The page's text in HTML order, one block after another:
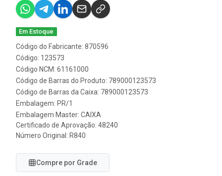
Em Estoque
Código do Fabricante: 870596
Código: 123573
Código NCM: 61161000
Código de Barras do Produto: 789000123573
Código de Barras da Caixa: 789000123573
Embalagem: PR/1
Embalagem Master: CAIXA
Certificado de Aprovação: 48240
Número Original: R840
Compre por Grade